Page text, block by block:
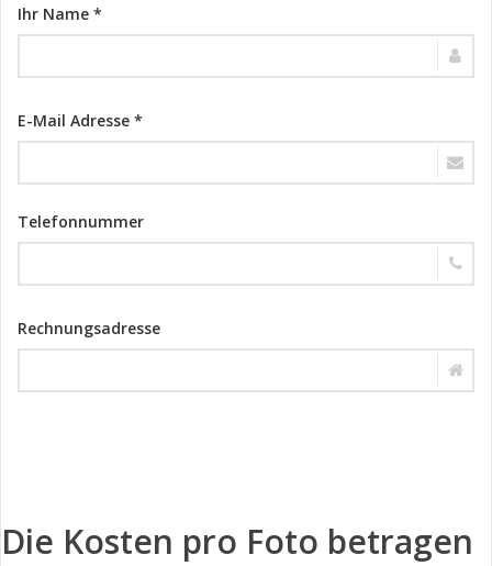
Ihr Name *
E-Mail Adresse *
Telefonnummer
Rechnungsadresse
Die Kosten pro Foto betragen